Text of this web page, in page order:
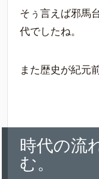
そぅ言えば邪馬
代でしたね。
また歴史が紀元
時代の流
む。